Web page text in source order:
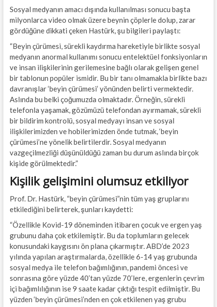
Sosyal medyanın amacı dışında kullanılması sonucu başta
milyonlarca video olmak üzere beynin çöplerle dolup, zarar
gördüğüne dikkati çeken Hastürk, şu bilgileri paylaştı:
“Beyin çürümesi, sürekli kaydırma hareketiyle birlikte sosyal
medyanın anormal kullanımı sonucu entelektüel fonksiyonların
ve insan ilişkilerinin gerilemesine bağlı olarak gelişen genel
bir tablonun popüler ismidir. Bu bir tanı olmamakla birlikte bazı
davranışlar ‘beyin çürümesi’ yönünden belirti vermektedir.
Aslında bu belki çoğumuzda olmaktadır. Örneğin, sürekli
telefonla yaşamak, gözümüzü telefondan ayırmamak, sürekli
bir bildirim kontrolü, sosyal medyayı insan ve sosyal
ilişkilerimizden ve hobilerimizden önde tutmak, ‘beyin
çürümesi’ne yönelik belirtilerdir. Sosyal medyanın
vazgeçilmezliği düşünüldüğü zaman bu durum aslında birçok
kişide görülmektedir.”
Kişilik gelişimini olumsuz etkiliyor
Prof. Dr. Hastürk, “beyin çürümesi”nin tüm yaş gruplarını
etkilediğini belirterek, şunları kaydetti:
“Özellikle Kovid-19 döneminden itibaren çocuk ve ergen yaş
grubunu daha çok etkilemiştir. Bu da toplumların gelecek
konusundaki kaygısını ön plana çıkarmıştır. ABD’de 2023
yılında yapılan araştırmalarda, özellikle 6-14 yaş grubunda
sosyal medya ile telefon bağımlığının, pandemi öncesi ve
sonrasına göre yüzde 40’tan yüzde 70’lere, ergenlerin çevrim
içi bağımlılığının ise 9 saate kadar çıktığı tespit edilmiştir. Bu
yüzden ‘beyin çürümesi’nden en çok etkilenen yaş grubu